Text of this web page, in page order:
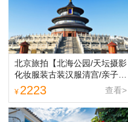
北京旅拍【北海公园/天坛摄影
化妆服装古装汉服清宫/亲子闺
蜜情侣写真】
¥ 2223 查看>